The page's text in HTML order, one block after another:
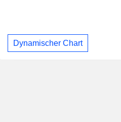
Dynamischer Chart